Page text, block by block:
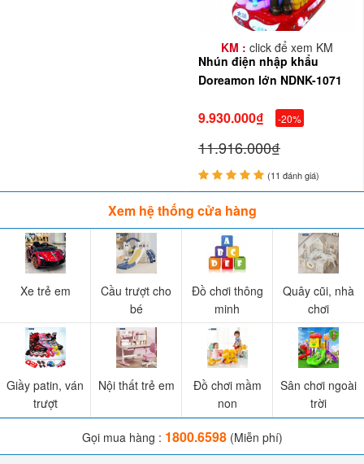
KM : click để xem KM
Nhún điện nhập khẩu
Doreamon lớn NDNK-1071
9.930.000₫ -20%
11.916.000₫
(11 đánh giá)
Xem hệ thống cửa hàng
Xe trẻ em
Cầu trượt cho
bé
Đồ chơi thông
minh
Quây cũi, nhà
chơi
Giầy patin, ván
trượt
Nội thất trẻ em
Đồ chơi mầm
non
Sân chơi ngoài
trời
Gọi mua hàng : 1800.6598(Miễn phí)